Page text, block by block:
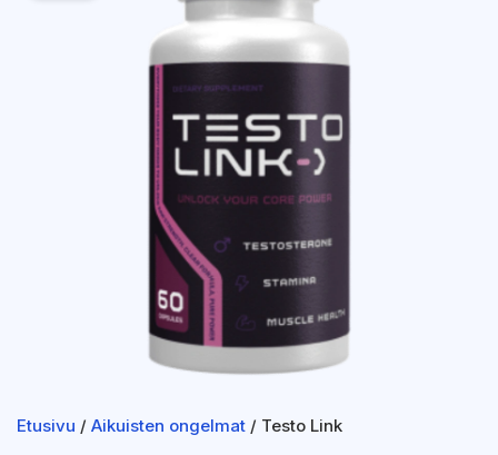
Etusivu / Aikuisten ongelmat / Testo Link